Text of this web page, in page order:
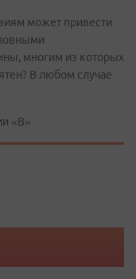
может привести
многим из которых
В любом случае
«В»